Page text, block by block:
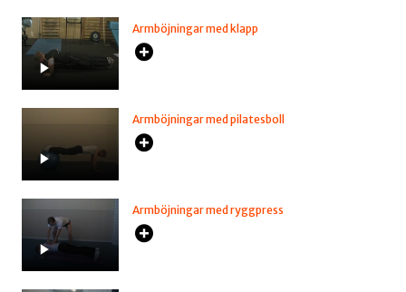
Armböjningar med klapp
Armböjningar med pilatesboll
Armböjningar med ryggpress